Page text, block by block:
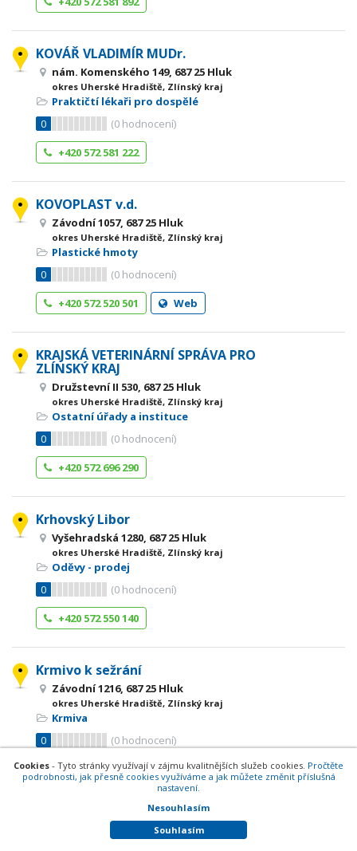
KOVÁŘ VLADIMÍR MUDr.
nám. Komenského 149, 687 25 Hluk
okres Uherské Hradiště, Zlínský kraj
Praktičtí lékaři pro dospělé
0
(0 hodnocení)
+420 572 581 222
KOVOPLAST v.d.
Závodní 1057, 687 25 Hluk
okres Uherské Hradiště, Zlínský kraj
Plastické hmoty
0
(0 hodnocení)
+420 572 520 501
Web
KRAJSKÁ VETERINÁRNÍ SPRÁVA PRO
ZLÍNSKÝ KRAJ
Družstevní II 530, 687 25 Hluk
okres Uherské Hradiště, Zlínský kraj
Ostatní úřady a instituce
0
(0 hodnocení)
+420 572 696 290
Krhovský Libor
Vyšehradská 1280, 687 25 Hluk
okres Uherské Hradiště, Zlínský kraj
Oděvy - prodej
0
(0 hodnocení)
+420 572 550 140
Krmivo k sežrání
Závodní 1216, 687 25 Hluk
okres Uherské Hradiště, Zlínský kraj
Krmiva
0
(0 hodnocení)
+420 776 787 847
Web
Květinářství Habarta
Boršická 145, 687 25 Hluk
Cookies - Tyto stránky využívají v zájmu kvalitnějších služeb cookies. Pročtěte
podrobnosti, jak přesně cookies využíváme a jak můžete změnit příslušná
nastavení.
Nesouhlasím
Souhlasím